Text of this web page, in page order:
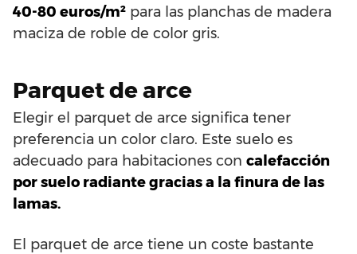
40-80 euros/m² para las planchas de madera
maciza de roble de color gris.
Parquet de arce
Elegir el parquet de arce significa tener
preferencia un color claro. Este suelo es
adecuado para habitaciones con calefacción
por suelo radiante gracias a la finura de las
lamas.
El parquet de arce tiene un coste bastante